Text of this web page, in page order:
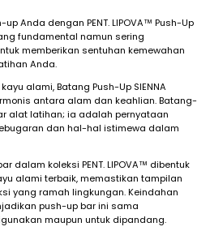
Anda dengan PENT. LIPOVA™ Push-Up
fundamental namun sering
memberikan sentuhan kemewahan
Anda.
alami, Batang Push-Up SIENNA
antara alam dan keahlian. Batang-
alat latihan; ia adalah pernyataan
dan hal-hal istimewa dalam
dalam koleksi PENT. LIPOVA™ dibentuk
alami terbaik, memastikan tampilan
yang ramah lingkungan. Keindahan
push-up bar ini sama
maupun untuk dipandang.